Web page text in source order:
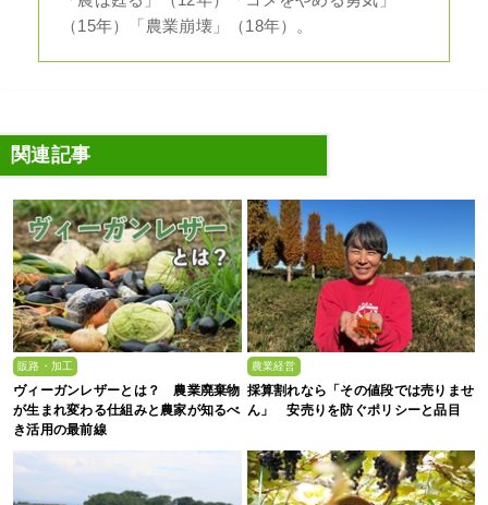
（15年）「農業崩壊」（18年）。
関連記事
販路・加工
ヴィーガンレザーとは？ 農業廃棄物
が生まれ変わる仕組みと農家が知るべ
き活用の最前線
農業経営
採算割れなら「その値段では売りませ
ん」 安売りを防ぐポリシーと品目